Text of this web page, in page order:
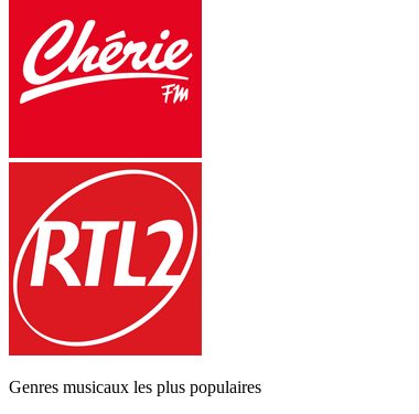
Genres musicaux les plus populaires